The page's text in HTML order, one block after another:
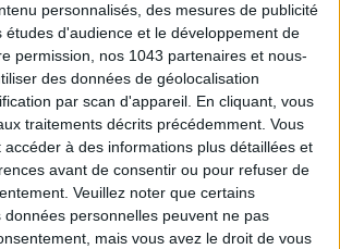
personnalisés, des mesures de publicité
études d'audience et le développement de
permission, nos 1043 partenaires et nous-
des données de géolocalisation
par scan d'appareil. En cliquant, vous
traitements décrits précédemment. Vous
accéder à des informations plus détaillées et
avant de consentir ou pour refuser de
Veuillez noter que certains
personnelles peuvent ne pas
mais vous avez le droit de vous
QUE VOUS DEVEZ FAIRE À PARIS EN AOÛT